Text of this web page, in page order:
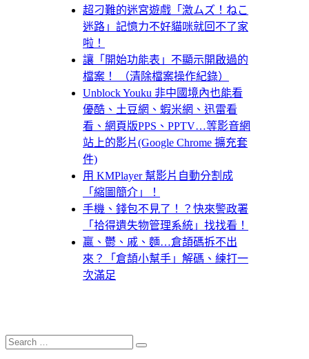
超刁難的迷宮遊戲「激ムズ！ねこ
迷路」記憶力不好貓咪就回不了家
啦！
讓「開始功能表」不顯示開啟過的
檔案！ （清除檔案操作紀錄）
Unblock Youku 非中國境內也能看
優酷、土豆網、蝦米網、迅雷看
看、網頁版PPS、PPTV…等影音網
站上的影片(Google Chrome 擴充套
件)
用 KMPlayer 幫影片自動分割成
「縮圖簡介」！
手機、錢包不見了！？快來警政署
「拾得遺失物管理系統」找找看！
贏、鬱、戚、麵…倉頡碼拆不出
來？「倉頡小幫手」解碼、練打一
次滿足
Search
for:
Search